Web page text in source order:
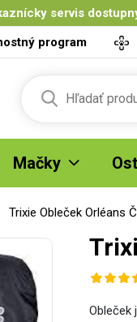
servis
program
Mačky
Trixie Obleček Orléans
Obleček